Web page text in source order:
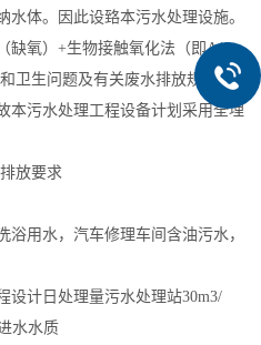
体。因此设臵本污水处理设施。
缺氧）+生物接触氧化法（即A/O
卫生问题及有关废水排放规定，
本污水处理工程设备计划采用全埋
放要求
用水，汽车修理车间含油污水，
设计日处理量污水处理站30m3/
水水质